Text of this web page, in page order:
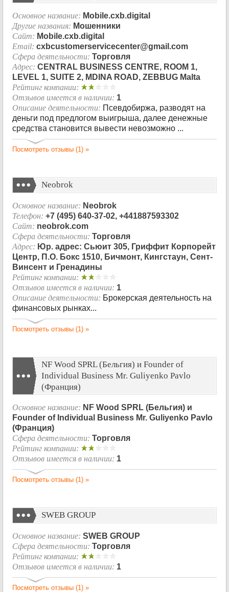
Основное название: Mobile.cxb.digital
Другие названия: Мошенники
Сайт: Mobile.cxb.digital
Email: cxbcustomerservicecenter@gmail.com
Сфера деятельности: Торговля
Адрес: CENTRAL BUSINESS CENTRE, ROOM 1,
LEVEL 1, SUITE 2, MDINA ROAD, ZEBBUG Malta
Рейтинг компании:
Отзывов имеется в наличии: 1
Описание деятельности: Псевдобиржа, разводят на
деньги под предлогом выигрыша, далее денежные
средства становится вывести невозможно ...
Посмотреть отзывы (1) »
Neobrok
Основное название: Neobrok
Телефон: +7 (495) 640-37-02, +441887593302
Сайт: neobrok.com
Сфера деятельности: Торговля
Адрес: Юр. адрес: Сьюит 305, Гриффит Корпорейт
Центр, П.О. Бокс 1510, Бичмонт, Кингстаун, Сент-
Винсент и Гренадины
Рейтинг компании:
Отзывов имеется в наличии: 1
Описание деятельности: Брокерская деятельность на
финансовых рынках...
Посмотреть отзывы (1) »
NF Wood SPRL (Бельгия) и Founder of
Individual Business Mr. Guliyenko Pavlo
(Франция)
Основное название: NF Wood SPRL (Бельгия) и
Founder of Individual Business Mr. Guliyenko Pavlo
(Франция)
Сфера деятельности: Торговля
Рейтинг компании:
Отзывов имеется в наличии: 1
Посмотреть отзывы (1) »
SWEB GROUP
Основное название: SWEB GROUP
Сфера деятельности: Торговля
Рейтинг компании:
Отзывов имеется в наличии: 1
Посмотреть отзывы (1) »